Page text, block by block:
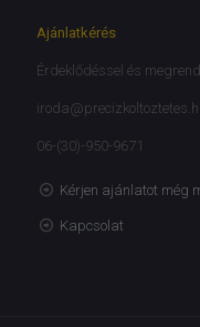
Ajánlatkérés
Érdeklődéssel és
06-(30)-950-9671
Kérjen ajánlatot még
Kapcsolat